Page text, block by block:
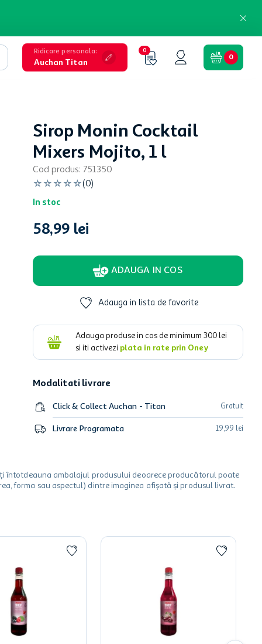
Ridicare personala:
Auchan Titan
0
0
Sirop Monin Cocktail
Mixers Mojito, 1 l
Cod produs: 751350
☆ ☆ ☆ ☆ ☆(0)
In stoc
58,99 lei
ADAUGA IN COS
Adauga in lista de favorite
Adauga produse in cos de minimum 300 lei
si iti activezi plata in rate prin Oney
Modalitati livrare
Click & Collect Auchan - Titan Gratuit
Livrare Programata 19,99 lei
întotdeauna ambalajul produsului deoarece producătorul poate
forma sau aspectul) dintre imaginea afișată și produsul livrat.